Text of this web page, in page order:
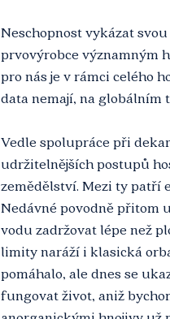
Neschopnost vykázat
prvovýrobce významným
pro nás je v rámci celého
data nemají, na globálním
Vedle spolupráce při
udržitelnějších postupů
zemědělství. Mezi ty patří
Nedávné povodně přitom
vodu zadržovat lépe než
limity naráží i klasická
pomáhalo, ale dnes se
fungovat život, aniž